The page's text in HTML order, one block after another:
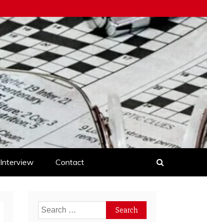
Interview Contact
Search